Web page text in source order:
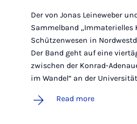
Der von Jonas Leineweber
Sammelband
Schützenwesen in
Der Band geht auf eine
zwischen der Konrad-
im Wandel“ an der
Read more